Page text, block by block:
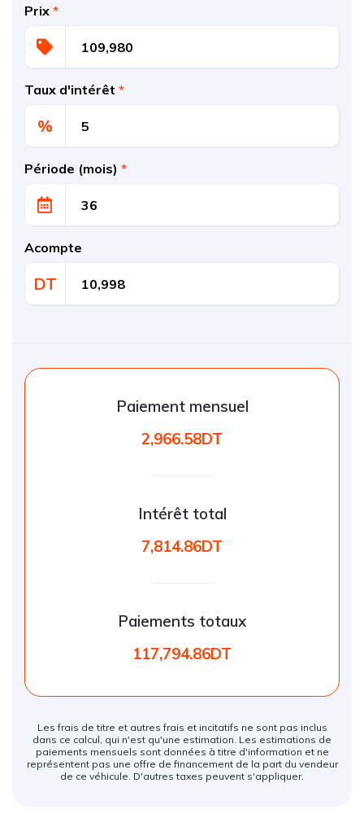
Prix *
Taux d'intérêt *
%
Période (mois) *
Acompte
DT
Paiement mensuel
2,966.58DT
Intérêt total
7,814.86DT
Paiements totaux
117,794.86DT
Les frais de titre et autres frais et incitatifs ne sont pas inclus
dans ce calcul, qui n'est qu'une estimation. Les estimations de
paiements mensuels sont données à titre d'information et ne
représentent pas une offre de financement de la part du vendeur
de ce véhicule. D'autres taxes peuvent s'appliquer.